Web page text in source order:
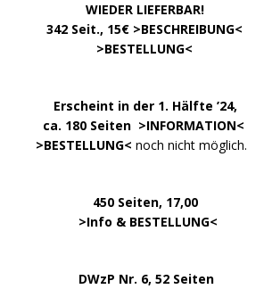
WIEDER LIEFERBAR!
342 Seit., 15€ >BESCHREIBUNG<
>BESTELLUNG<
Erscheint in der 1. Hälfte ’24,
ca. 180 Seiten >INFORMATION<
>BESTELLUNG< noch nicht möglich.
450 Seiten, 17,00
>Info & BESTELLUNG<
DWzP Nr. 6, 52 Seiten